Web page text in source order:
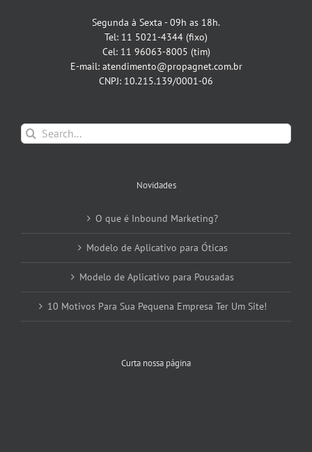
Segunda à Sexta - 09h as 18h.
Tel: 11 5021-4344 (fixo)
Cel: 11 96063-8005 (tim)
E-mail: atendimento@propagnet.com.br
CNPJ: 10.215.139/0001-06
Search
for:
Novidades
O que é Inbound Marketing?
Modelo de Aplicativo para Óticas
Modelo de Aplicativo para Pousadas
10 Motivos Para Sua Pequena Empresa Ter Um Site!
Curta nossa página